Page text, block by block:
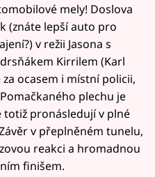
mely! Doslova
(znáte lepší auto pro
v režii Jasona s
Kirrilem (Karl
ocasem i místní policii,
plechu je
totiž pronásledují v plné
v přeplněném tunelu,
reakci a hromadnou
finišem.